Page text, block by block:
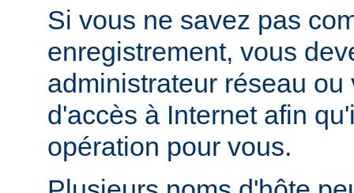
Si vous ne savez pas
enregistrement, vous
administrateur réseau ou
d'accès à Internet afin
opération pour vous.